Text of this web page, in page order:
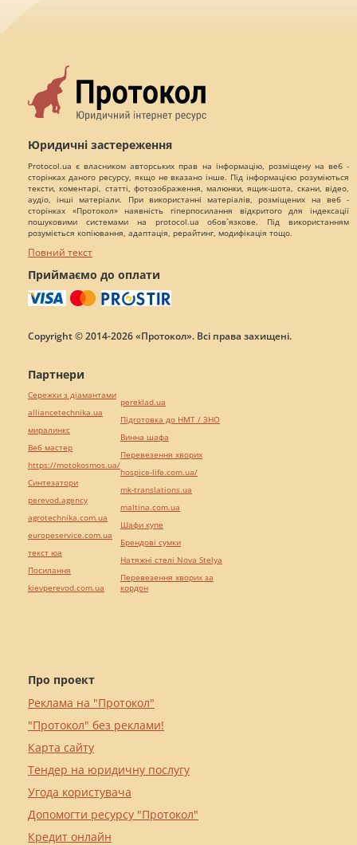
Юридичні застереження
Protocol.ua є власником авторських прав на інформацію, розміщену на веб -
сторінках даного ресурсу, якщо не вказано інше. Під інформацією розуміються
тексти, коментарі, статті, фотозображення, малюнки, ящик-шота, скани, відео,
аудіо, інші матеріали. При використанні матеріалів, розміщених на веб -
сторінках «Протокол» наявність гіперпосилання відкритого для індексації
пошуковими системами на protocol.ua обов`язкове. Під використанням
розуміється копіювання, адаптація, рерайтинг, модифікація тощо.
Повний текст
Приймаємо до оплати
Copyright © 2014-2026 «Протокол». Всі права захищені.
Про проект
Реклама на "Протокол"
"Протокол" без реклами!
Карта сайту
Тендер на юридичну послугу
Угода користувача
Допомогти ресурсу "Протокол"
Кредит онлайн
Партнери
Сережки з діамантами
alliancetechnika.ua
миралинкс
Веб мастер
https://motokosmos.ua/
Синтезатори
perevod.agency
agrotechnika.com.ua
europeservice.com.ua
текст юа
Посилання
kievperevod.com.ua
pereklad.ua
Підготовка до НМТ / ЗНО
Винна шафа
Перевезення хворих
hospice-life.com.ua/
mk-translations.ua
maltina.com.ua
Шафи купе
Брендові сумки
Натяжні стелі Nova Stelya
Перевезення хворих за
кордон